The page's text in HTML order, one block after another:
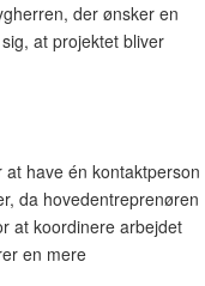
der ønsker en
at projektet bliver
have én kontaktperson
da hovedentreprenøren
at koordinere arbejdet
en mere